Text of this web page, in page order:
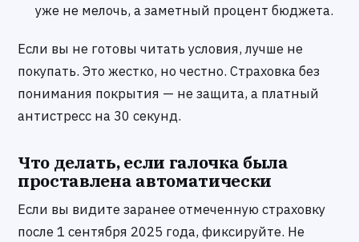
уже не мелочь, а заметный процент бюджета.
Если вы не готовы читать условия, лучше не
покупать. Это жестко, но честно. Страховка без
понимания покрытия — не защита, а платный
антистресс на 30 секунд.
Что делать, если галочка была
проставлена автоматически
Если вы видите заранее отмеченную страховку
после 1 сентября 2025 года, фиксируйте. Не